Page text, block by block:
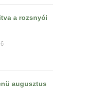
a rozsnyói
augusztus